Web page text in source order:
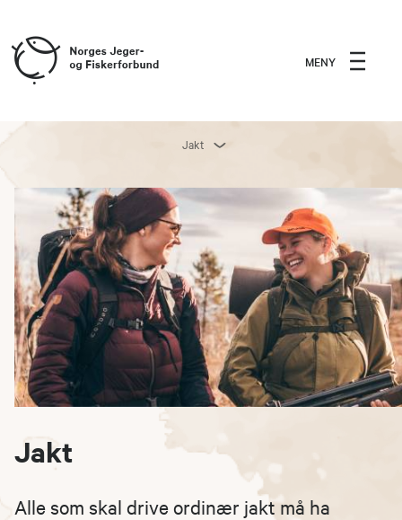
MENY
Jakt
Jakt
Alle som skal drive ordinær jakt må ha